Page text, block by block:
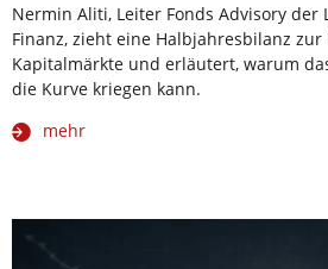
Nermin Aliti, Leiter Fonds Advisory der
Finanz, zieht eine Halbjahresbilanz
Kapitalmärkte und erläutert, warum
die Kurve kriegen kann.
mehr